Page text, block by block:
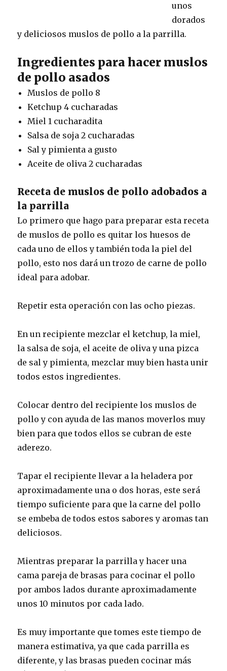
unos
dorados
y deliciosos muslos de pollo a la parrilla.
Ingredientes para hacer muslos
de pollo asados
Muslos de pollo 8
Ketchup 4 cucharadas
Miel 1 cucharadita
Salsa de soja 2 cucharadas
Sal y pimienta a gusto
Aceite de oliva 2 cucharadas
Receta de muslos de pollo adobados a
la parrilla
Lo primero que hago para preparar esta receta
de muslos de pollo es quitar los huesos de
cada uno de ellos y también toda la piel del
pollo, esto nos dará un trozo de carne de pollo
ideal para adobar.
Repetir esta operación con las ocho piezas.
En un recipiente mezclar el ketchup, la miel,
la salsa de soja, el aceite de oliva y una pizca
de sal y pimienta, mezclar muy bien hasta unir
todos estos ingredientes.
Colocar dentro del recipiente los muslos de
pollo y con ayuda de las manos moverlos muy
bien para que todos ellos se cubran de este
aderezo.
Tapar el recipiente llevar a la heladera por
aproximadamente una o dos horas, este será
tiempo suficiente para que la carne del pollo
se embeba de todos estos sabores y aromas tan
deliciosos.
Mientras preparar la parrilla y hacer una
cama pareja de brasas para cocinar el pollo
por ambos lados durante aproximadamente
unos 10 minutos por cada lado.
Es muy importante que tomes este tiempo de
manera estimativa, ya que cada parrilla es
diferente, y las brasas pueden cocinar más